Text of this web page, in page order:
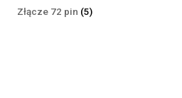
produkt
Złącze 72 pin 55